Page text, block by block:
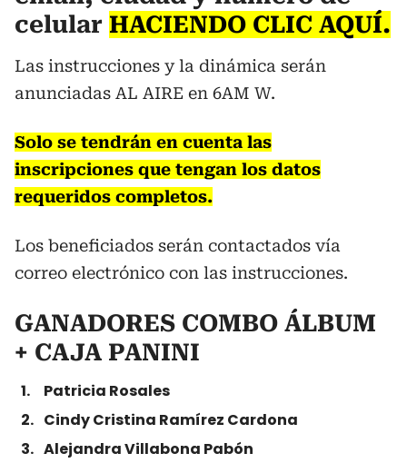
celular HACIENDO CLIC AQUÍ.
Las instrucciones y la dinámica serán
anunciadas AL AIRE en 6AM W.
Solo se tendrán en cuenta las
inscripciones que tengan los datos
requeridos completos.
Los beneficiados serán contactados vía
correo electrónico con las instrucciones.
GANADORES COMBO ÁLBUM
+ CAJA PANINI
Patricia Rosales
Cindy Cristina Ramírez Cardona
Alejandra Villabona Pabón